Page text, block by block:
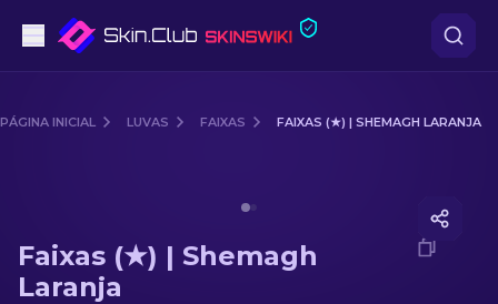
Rifles de Precisão
PÁGINA INICIAL LUVAS FAIXAS FAIXAS (★) | SHEMAGH LARANJA
Faixas (★) | Shemagh
Laranja